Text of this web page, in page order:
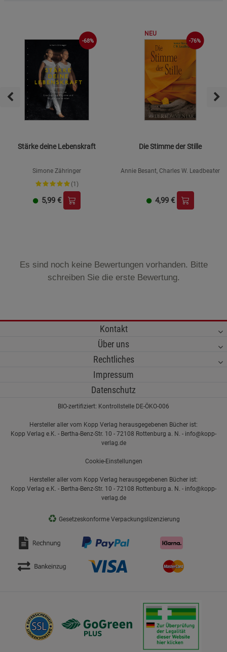
-68%
Stärke deine Lebenskraft
Simone Zähringer
(1)
5,99 €
NEU
-76%
Die Stimme der Stille
Annie Besant, Charles W. Leadbeater
4,99 €
Es sind noch keine Bewertungen vorhanden. Bitte
schreiben Sie die erste Bewertung.
Kontakt
Über uns
Rechtliches
Impressum
Datenschutz
BIO-zertifiziert: Kontrollstelle DE-ÖKO-006
Hersteller aller vom Kopp Verlag herausgegebenen Bücher ist:
Kopp Verlag e.K. - Bertha-Benz-Str. 10 - 72108 Rottenburg a. N. - info@kopp-
verlag.de
Cookie-Einstellungen
Hersteller aller vom Kopp Verlag herausgegebenen Bücher ist:
Kopp Verlag e.K. - Bertha-Benz-Str. 10 - 72108 Rottenburg a. N. - info@kopp-
verlag.de
♻ Gesetzeskonforme Verpackungslizenzierung